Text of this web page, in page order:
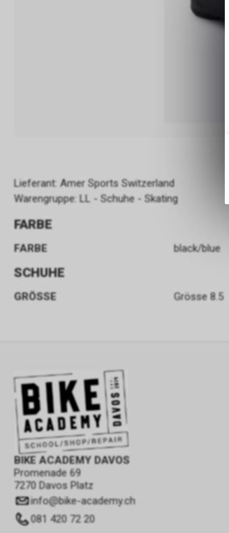
Lieferant: Amer Sports Switzerland
Warengruppe: LL - Schuhe - Skating
FARBE
FARBE black/blue
SCHUHE
GRÖSSE Grösse 8.5
BIKE ACADEMY DAVOS
Promenade 69
7270 Davos Platz
info@bike-academy.ch
081 420 72 20